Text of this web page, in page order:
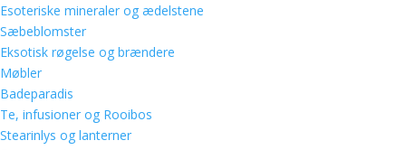
Esoteriske mineraler og ædelstene
Sæbeblomster
Eksotisk røgelse og brændere
Møbler
Badeparadis
Te, infusioner og Rooibos
Stearinlys og lanterner